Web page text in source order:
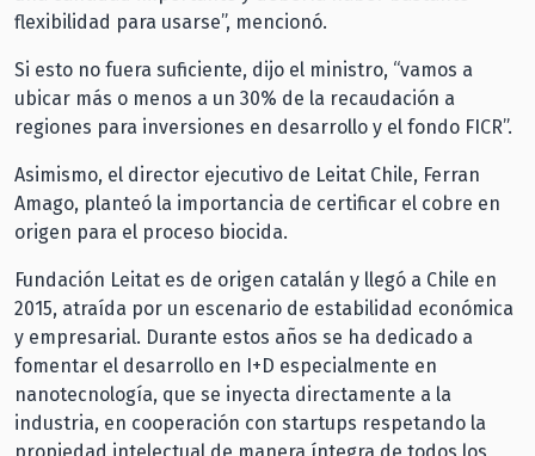
flexibilidad para usarse”, mencionó.
Si esto no fuera suficiente, dijo el ministro, “vamos a
ubicar más o menos a un 30% de la recaudación a
regiones para inversiones en desarrollo y el fondo FICR”.
Asimismo, el director ejecutivo de Leitat Chile, Ferran
Amago, planteó la importancia de certificar el cobre en
origen para el proceso biocida.
Fundación Leitat es de origen catalán y llegó a Chile en
2015, atraída por un escenario de estabilidad económica
y empresarial. Durante estos años se ha dedicado a
fomentar el desarrollo en I+D especialmente en
nanotecnología, que se inyecta directamente a la
industria, en cooperación con startups respetando la